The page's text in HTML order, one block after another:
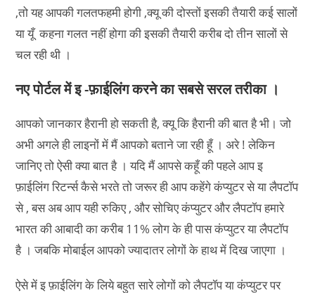
,तो यह आपकी गलतफहमी होगी ,क्यू की दोस्तों इसकी तैयारी कई सालों
या यूँ कहना गलत नहीं होगा की इसकी तैयारी करीब दो तीन सालों से
चल रही थी ।
नए पोर्टल में इ -फ़ाईलिंग करने का सबसे सरल तरीका ।
आपको जानकार हैरानी हो सकती है, क्यू कि हैरानी की बात है भी। जो
अभी अगले ही लाइनों में मैं आपको बताने जा रही हूँ । अरे ! लेकिन
जानिए तो ऐसी क्या बात है । यदि मैं आपसे कहूँ की पहले आप इ
फ़ाईलिंग रिटर्न्स कैसे भरते तो जरूर ही आप कहेंगे कंप्युटर से या लैपटॉप
से , बस अब आप यही रुकिए , और सोचिए कंप्युटर और लैपटॉप हमारे
भारत की आबादी का करीब 11% लोग के ही पास कंप्युटर या लैपटॉप
है । जबकि मोबाईल आपको ज्यादातर लोगों के हाथ में दिख जाएगा ।
ऐसे में इ फ़ाईलिंग के लिये बहुत सारे लोगों को लैपटॉप या कंप्युटर पर